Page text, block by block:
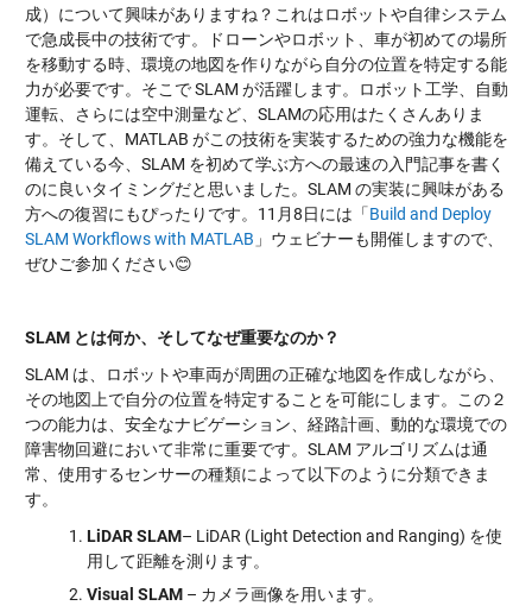
成）について興味がありますね？これはロボットや自律システム
で急成長中の技術です。ドローンやロボット、車が初めての場所
を移動する時、環境の地図を作りながら自分の位置を特定する能
力が必要です。そこで SLAM が活躍します。ロボット工学、自動
運転、さらには空中測量など、SLAMの応用はたくさんありま
す。そして、MATLAB がこの技術を実装するための強力な機能を
備えている今、SLAM を初めて学ぶ方への最速の入門記事を書く
のに良いタイミングだと思いました。SLAM の実装に興味がある
方への復習にもぴったりです。11月8日には「Build and Deploy
SLAM Workflows with MATLAB 」ウェビナーも開催しますので、
ぜひご参加ください😊
SLAM とは何か、そしてなぜ重要なのか？
SLAM は、ロボットや車両が周囲の正確な地図を作成しながら、
その地図上で自分の位置を特定することを可能にします。この２
つの能力は、安全なナビゲーション、経路計画、動的な環境での
障害物回避において非常に重要です。SLAM アルゴリズムは通
常、使用するセンサーの種類によって以下のように分類できま
す。
LiDAR SLAM– LiDAR (Light Detection and Ranging) を使
用して距離を測ります。
Visual SLAM– カメラ画像を用います。